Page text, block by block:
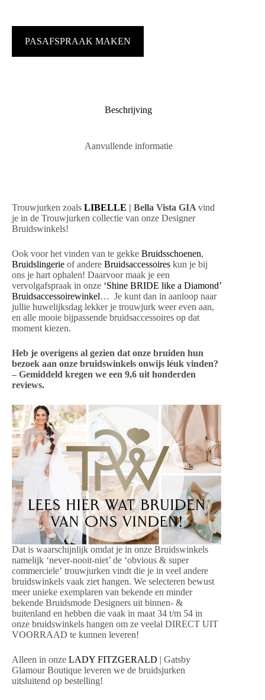
PASAFSPRAAK MAKEN
Beschrijving
Aanvullende informatie
Trouwjurken zoals LIBELLE | Bella Vista GIA vind
je in de Trouwjurken collectie van onze Designer
Bruidswinkels!
Ook voor het vinden van te gekke Bruidsschoenen,
Bruidslingerie of andere Bruidsaccessoires kun je bij
ons je hart ophalen! Daarvoor maak je een
vervolgafspraak in onze ‘Shine BRIDE like a Diamond’
Bruidsaccessoirewinkel… Je kunt dan in aanloop naar
jullie huwelijksdag lekker je trouwjurk weer even aan,
en alle mooie bijpassende bruidsaccessoires op dat
moment kiezen.
Heb je overigens al gezien dat onze bruiden hun
bezoek aan onze bruidswinkels onwijs léuk vinden?
– Gemiddeld kregen we een 9,6 uit honderden
reviews.
Dat is waarschijnlijk omdat je in onze Bruidswinkels
namelijk ‘never-nooit-niet’ de ‘obvious & super
commerciele’ trouwjurken vindt die je in veel andere
bruidswinkels vaak ziet hangen. We selecteren bewust
meer unieke exemplaren van bekende en minder
bekende Bruidsmode Designers uit binnen- &
buitenland en hebben die vaak in maat 34 t/m 54 in
onze bruidswinkels hangen om ze veelal DIRECT UIT
VOORRAAD te kunnen leveren!
Alleen in onze LADY FITZGERALD | Gatsby
Glamour Boutique leveren we de bruidsjurken
uitsluitend op bestelling!